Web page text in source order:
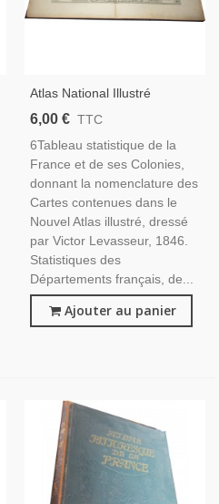
Atlas National Illustré
Levasseur 1846, Tableau
De Ses Colonies, Des
Départements
6,00 € TTC
6Tableau statistique de la
France et de ses Colonies,
donnant la nomenclature des
Cartes contenues dans le
Nouvel Atlas illustré, dressé
par Victor Levasseur, 1846.
Statistiques des
Départements français, de...
Ajouter au panier